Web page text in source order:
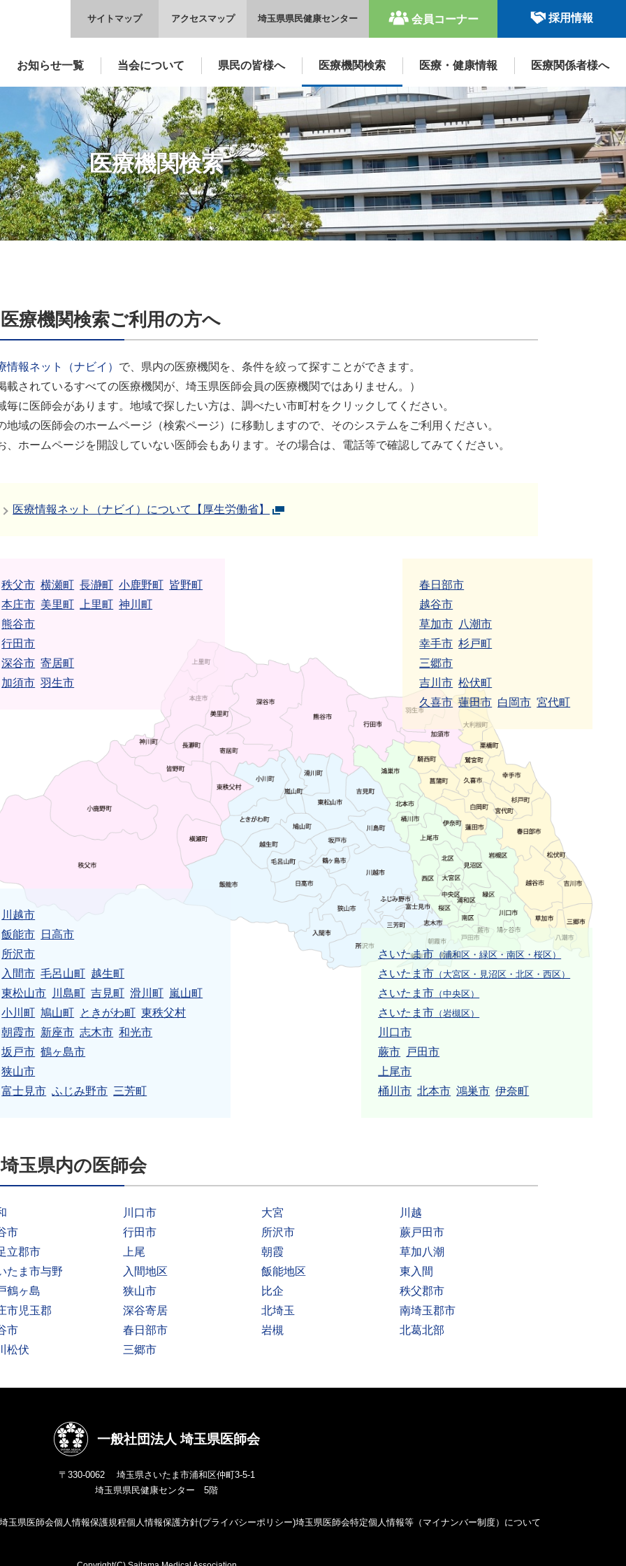
お知らせ一覧 当会について 県民の皆様へ 医療機関検索 医療・健康情報 医療関係者様へ
サイトマップ アクセスマップ 埼玉県県民健康センター 会員コーナー 採用情報
医療機関検索
医療機関検索ご利用の方へ
情報ネット（ナビイ） で、県内の医療機関を、条件を絞って探すことができます。
載されているすべての医療機関が、埼玉県医師会員の医療機関ではありません。）
毎に医師会があります。地域で探したい方は、調べたい市町村をクリックしてください。
地域の医師会のホームページ（検索ページ）に移動しますので、そのシステムをご利用ください。
、ホームページを開設していない医師会もあります。その場合は、電話等で確認してみてください。
医療情報ネット（ナビイ）について【厚生労働省】
秩父市 横瀬町 長瀞町 小鹿野町 皆野町
本庄市 美里町 上里町 神川町
熊谷市
行田市
深谷市 寄居町
加須市 羽生市
春日部市
越谷市
草加市 八潮市
幸手市 杉戸町
三郷市
吉川市 松伏町
久喜市 蓮田市 白岡市 宮代町
川越市
飯能市
日高市
所沢市
入間市 毛呂山町 越生町
東松山市
川島町 吉見町 滑川町 嵐山町
小川町 鳩山町 ときがわ町 東秩父村
朝霞市 新座市 志木市 和光市
坂戸市 鶴ヶ島市
狭山市
富士見市 ふじみ野市 三芳町
さいたま市 （浦和区・緑区・南区・桜区）
さいたま市 （大宮区・見沼区・北区・西区）
さいたま市 （中央区）
さいたま市 （岩槻区）
川口市
蕨市
戸田市
上尾市
桶川市 北本市 鴻巣市 伊奈町
埼玉県内の医師会
川口市 大宮
川越
市
行田市 所沢市
蕨戸田市
立郡市
上尾 朝霞
草加八潮
たま市与野
入間地区 飯能地区
東入間
鶴ヶ島
狭山市 比企
秩父郡市
市児玉郡
深谷寄居 北埼玉
南埼玉郡市
市
春日部市 岩槻
北葛北部
松伏
三郷市
一般社団法人 埼玉県医師会
〒330-0062 埼玉県さいたま市浦和区仲町3-5-1
埼玉県県民健康センター 5階
埼玉県医師会個人情報保護規程個人情報保護方針(プライバシーポリシー)埼玉県医師会特定個人情報等（マイナンバー制度）について